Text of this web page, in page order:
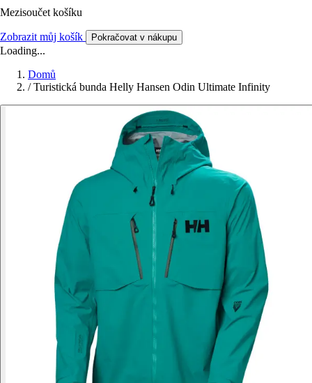
Mezisoučet košíku
Zobrazit můj košík Pokračovat v nákupu
Loading...
Domů
/ Turistická bunda Helly Hansen Odin Ultimate Infinity